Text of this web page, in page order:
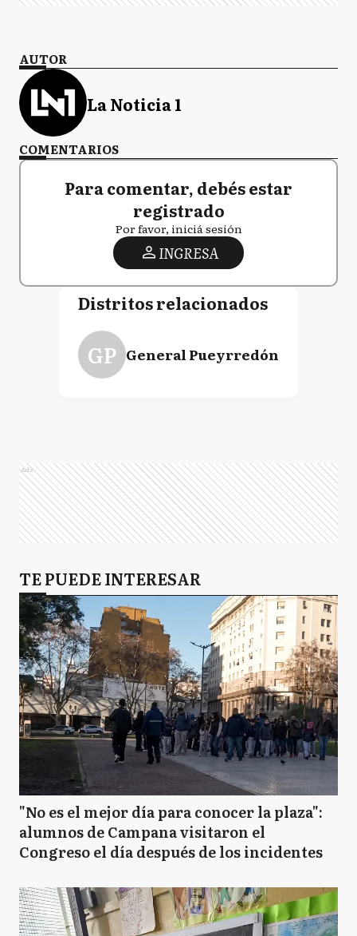
AUTOR
La Noticia 1
COMENTARIOS
Para comentar, debés estar
registrado
Por favor, iniciá sesión
INGRESA
Distritos relacionados
GP General Pueyrredón
Ads
TE PUEDE INTERESAR
"No es el mejor día para conocer la plaza":
alumnos de Campana visitaron el
Congreso el día después de los incidentes